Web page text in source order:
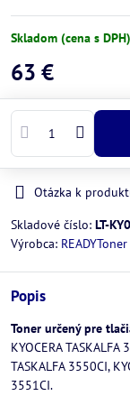
Skladom (cena s DPH)
63 €
Otázka k
Skladové číslo: LT-
Výrobca: READYToner
Popis
Toner určený pre
KYOCERA TASKALFA
TASKALFA 3550CI,
3551CI.